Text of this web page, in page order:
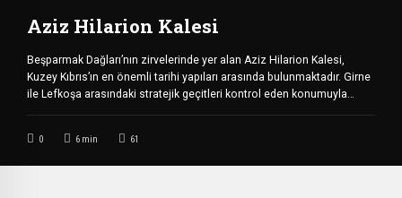
Aziz Hilarion Kalesi
Beşparmak Dağları’nın zirvelerinde yer alan Aziz Hilarion Kalesi,
Kuzey Kıbrıs’ın en önemli tarihi yapıları arasında bulunmaktadır. Girne
ile Lefkoşa arasındaki stratejik geçitleri kontrol eden konumuyla
metre yükseklikte bulunan Aziz Hilarion Kalesi, Girne Dağları
0 6 min 61